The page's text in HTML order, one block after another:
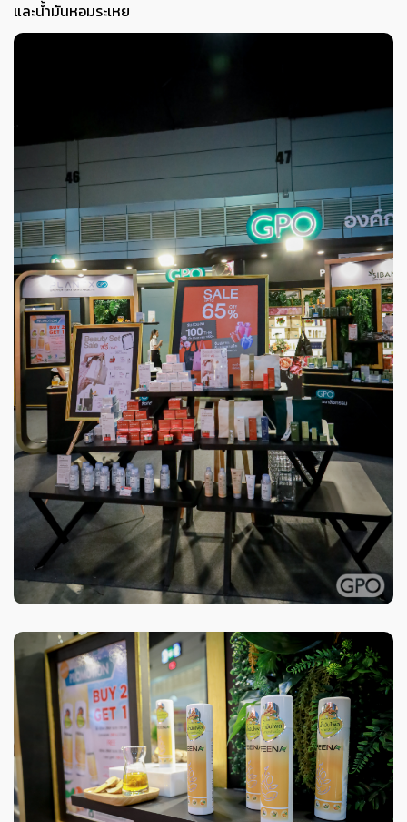
และน้ำมันหอมระเหย